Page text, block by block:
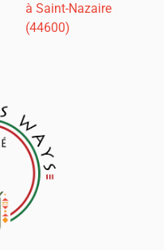
à Saint-Nazaire
(44600)